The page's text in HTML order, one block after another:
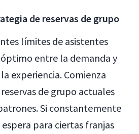
de reservas de grupo
límites de asistentes
entre la demanda y
experiencia. Comienza
de grupo actuales
Si constantemente
para ciertas franjas